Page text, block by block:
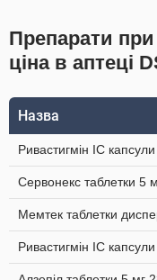
Препарати
ціна в аптеці
Назва
Ривастигмін IC
Сервонекс таблетки 5
Мемтек таблетки
Ривастигмін ІС